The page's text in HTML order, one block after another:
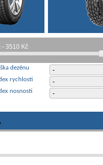
dezénu
rychlosti
nosnosti